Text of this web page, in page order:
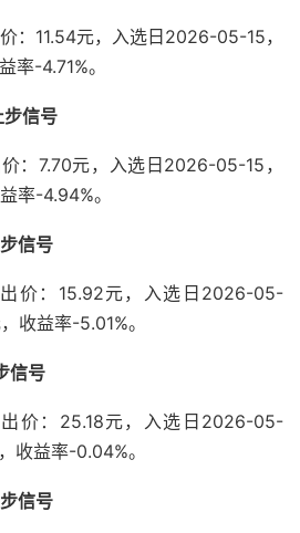
：11.54元，入选日2026-05-15，
率-4.71%。
信号
：7.70元，入选日2026-05-15，
率-4.94%。
信号
价：15.92元，入选日2026-05-
收益率-5.01%。
信号
价：25.18元，入选日2026-05-
收益率-0.04%。
信号